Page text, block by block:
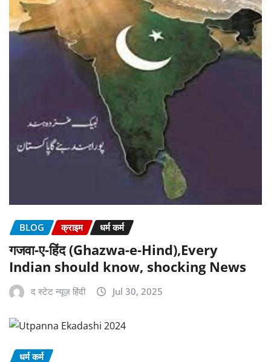
BLOG क्राइम धर्म कर्म
गजवा-ए-हिंद (Ghazwa-e-Hind),Every
Indian should know, shocking News
द स्टेट न्यूज़ हिंदी Jul 30, 2025
धर्म कर्म